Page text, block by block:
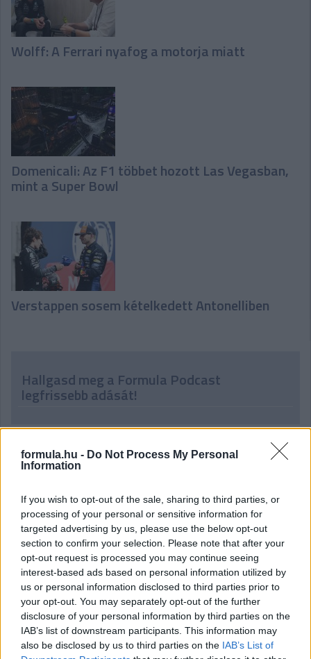
formula.hu - Do Not Process My Personal
Information
If you wish to opt-out of the sale, sharing to third parties, or
processing of your personal or sensitive information for
targeted advertising by us, please use the below opt-out
section to confirm your selection. Please note that after your
opt-out request is processed you may continue seeing
interest-based ads based on personal information utilized by
us or personal information disclosed to third parties prior to
your opt-out. You may separately opt-out of the further
disclosure of your personal information by third parties on the
IAB’s list of downstream participants. This information may
also be disclosed by us to third parties on the IAB’s List of
Wolff: A Ferrari nyafog a motorja miatt
Domenicali: Az F1 többet hozott Las Vegasban,
mint a Super Bowl
Verstappen sosem kételkedett Antonelliben
Hallgasd meg a Formula Podcast
legfrissebb adását!